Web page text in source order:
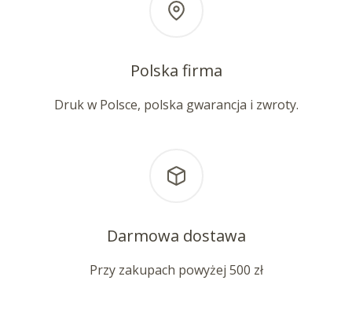
Polska firma
Druk w Polsce, polska gwarancja i zwroty.
Darmowa dostawa
Przy zakupach powyżej 500 zł